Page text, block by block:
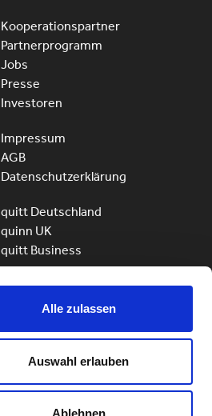
Alle zulassen
Auswahl erlauben
Ablehnen
Kooperationspartner
Partnerprogramm
Jobs
Presse
Investoren
Impressum
AGB
Datenschutzerklärung
quitt Deutschland
quinn UK
quitt Business
ServiceHunter AG – quitt
Alle Rechte vorbehalten